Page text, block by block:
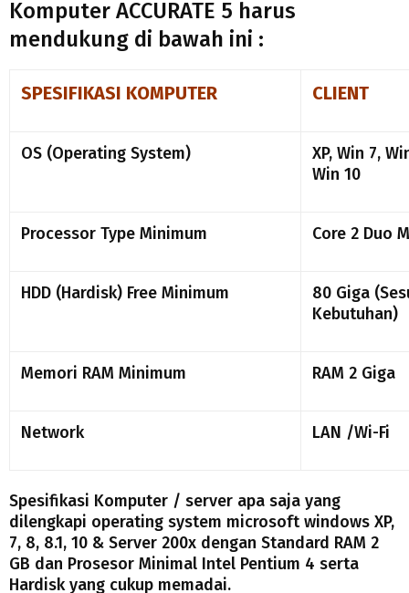
Komputer ACCURATE 5 harus
mendukung di bawah ini :
SPESIFIKASI KOMPUTER CLIENT
OS (Operating System)
XP, Win 7,
Win 10
Processor Type Minimum Core 2 Duo
HDD (Hardisk) Free Minimum
80 Giga
Kebutuhan)
Memori RAM Minimum RAM 2 Giga
Network LAN /Wi-Fi
Spesifikasi Komputer / server apa saja yang
dilengkapi operating system microsoft windows XP,
7, 8, 8.1, 10 & Server 200x dengan Standard RAM 2
GB dan Prosesor Minimal Intel Pentium 4 serta
Hardisk yang cukup memadai.